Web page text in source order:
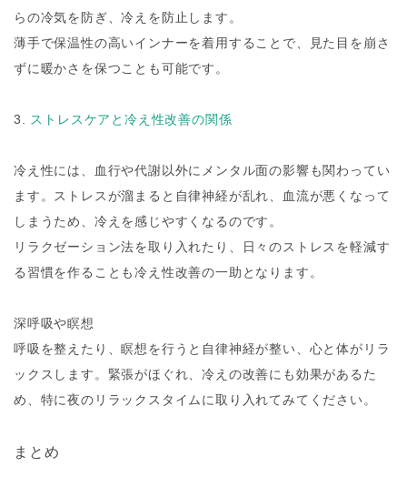
らの冷気を防ぎ、冷えを防止します。
薄手で保温性の高いインナーを着用することで、見た目を崩さ
ずに暖かさを保つことも可能です。
3. ストレスケアと冷え性改善の関係
冷え性には、血行や代謝以外にメンタル面の影響も関わってい
ます。ストレスが溜まると自律神経が乱れ、血流が悪くなって
しまうため、冷えを感じやすくなるのです。
リラクゼーション法を取り入れたり、日々のストレスを軽減す
る習慣を作ることも冷え性改善の一助となります。
深呼吸や瞑想
呼吸を整えたり、瞑想を行うと自律神経が整い、心と体がリラ
ックスします。緊張がほぐれ、冷えの改善にも効果があるた
め、特に夜のリラックスタイムに取り入れてみてください。
まとめ